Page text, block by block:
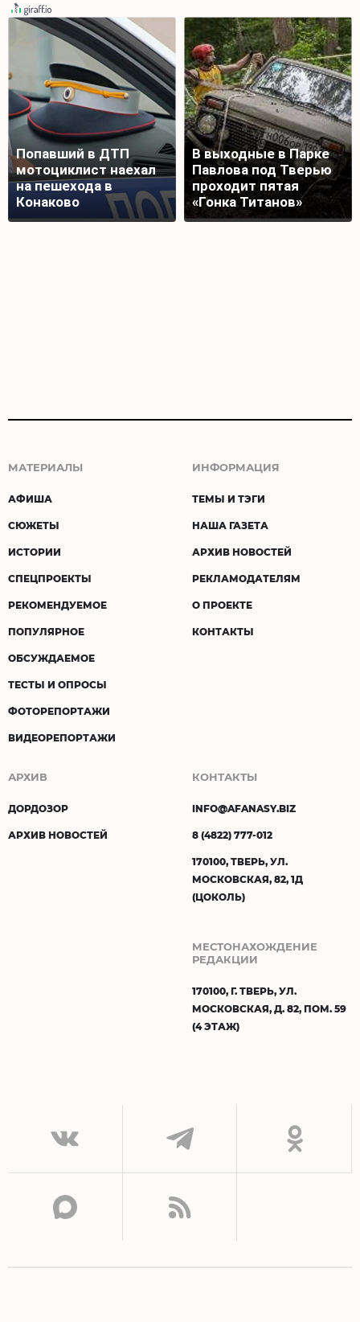
Попавший в ДТП
мотоциклист наехал
на пешехода в
Конаково
В выходные в Парке
Павлова под Тверью
проходит пятая
«Гонка Титанов»
МАТЕРИАЛЫ
АФИША
СЮЖЕТЫ
ИСТОРИИ
СПЕЦПРОЕКТЫ
РЕКОМЕНДУЕМОЕ
ПОПУЛЯРНОЕ
ОБСУЖДАЕМОЕ
ТЕСТЫ И ОПРОСЫ
ФОТОРЕПОРТАЖИ
ВИДЕОРЕПОРТАЖИ
ИНФОРМАЦИЯ
ТЕМЫ И ТЭГИ
НАША ГАЗЕТА
АРХИВ НОВОСТЕЙ
РЕКЛАМОДАТЕЛЯМ
О ПРОЕКТЕ
КОНТАКТЫ
АРХИВ
ДОРДОЗОР
АРХИВ НОВОСТЕЙ
КОНТАКТЫ
INFO@AFANASY.BIZ
8 (4822) 777-012
170100, ТВЕРЬ, УЛ.
МОСКОВСКАЯ, 82, 1Д
(ЦОКОЛЬ)
МЕСТОНАХОЖДЕНИЕ
РЕДАКЦИИ
170100, Г. ТВЕРЬ, УЛ.
МОСКОВСКАЯ, Д. 82, ПОМ. 59
(4 ЭТАЖ)